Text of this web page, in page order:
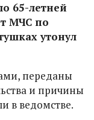
65-летней
МЧС по
утонул
переданы
и причины
в ведомстве.